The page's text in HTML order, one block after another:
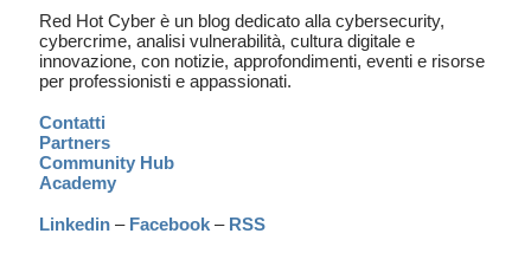
Red Hot Cyber è un blog dedicato alla cybersecurity,
cybercrime, analisi vulnerabilità, cultura digitale e
innovazione, con notizie, approfondimenti, eventi e risorse
per professionisti e appassionati.
Contatti
Partners
Community Hub
Academy
Linkedin – Facebook – RSS